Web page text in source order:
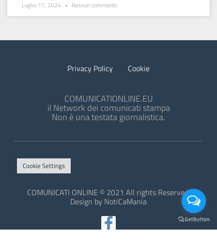
Luglio 17, 2024 Nessun commento
Privacy Policy Cookie
COMUNICATIONLINE.EU
il Network dei comunicati stampa
Non è una testata giornalistica.
Cookie Settings
COMUNICATI ONLINE © 2021 All rights Reserved.
Design by NotiCaMania